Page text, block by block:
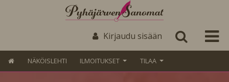
Kirjaudu sisään
NÄKÖISLEHTI ILMOITUKSET TILAA